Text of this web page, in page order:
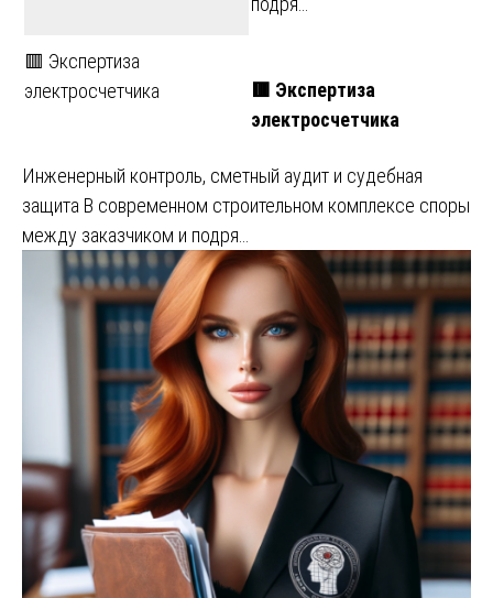
🟥 Экспертиза
электросчетчика
🟥 Экспертиза
электросчетчика
Инженерный контроль, сметный аудит и судебная
защита В современном строительном комплексе споры
между заказчиком и подря…